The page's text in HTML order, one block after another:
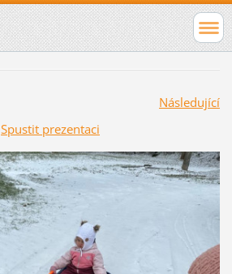
Následující
Spustit prezentaci